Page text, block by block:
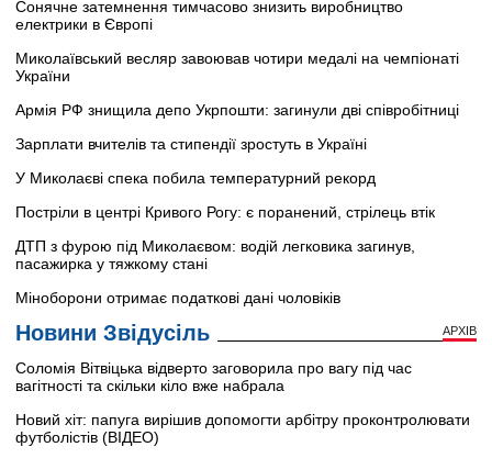
Сонячне затемнення тимчасово знизить виробництво
електрики в Європі
Миколаївський весляр завоював чотири медалі на чемпіонаті
України
Армія РФ знищила депо Укрпошти: загинули дві співробітниці
Зарплати вчителів та стипендії зростуть в Україні
У Миколаєві спека побила температурний рекорд
Постріли в центрі Кривого Рогу: є поранений, стрілець втік
ДТП з фурою під Миколаєвом: водій легковика загинув,
пасажирка у тяжкому стані
Міноборони отримає податкові дані чоловіків
Новини Звідусіль АРХІВ
Соломія Вітвіцька відверто заговорила про вагу під час
вагітності та скільки кіло вже набрала
Новий хіт: папуга вирішив допомогти арбітру проконтролювати
футболістів (ВІДЕО)